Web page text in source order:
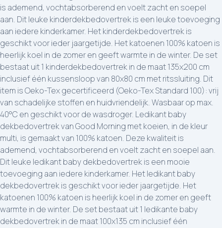
is ademend, vochtabsorberend en voelt zacht en soepel
aan. Dit leuke kinderdekbedovertrek is een leuke toevoeging
aan iedere kinderkamer. Het kinderdekbedovertrek is
geschikt voor ieder jaargetijde. Het katoenen 100% katoen is
heerlijk koel in de zomer en geeft warmte in de winter. De set
bestaat uit 1 kinderdekbedovertrek in de maat 135x200 cm
inclusief één kussensloop van 80x80 cm met ritssluiting. Dit
item is Oeko-Tex gecertificeerd (Oeko-Tex Standard 100): vrij
van schadelijke stoffen en huidvriendelijk. Wasbaar op max.
40°C en geschikt voor de wasdroger. Ledikant baby
dekbedovertrek van Good Morning met koeien, in de kleur
multi, is gemaakt van 100% katoen. Deze kwaliteit is
ademend, vochtabsorberend en voelt zacht en soepel aan.
Dit leuke ledikant baby dekbedovertrek is een mooie
toevoeging aan iedere kinderkamer. Het ledikant baby
dekbedovertrek is geschikt voor ieder jaargetijde. Het
katoenen 100% katoen is heerlijk koel in de zomer en geeft
warmte in de winter. De set bestaat uit 1 ledikante baby
dekbedovertrek in de maat 100x135 cm inclusief één